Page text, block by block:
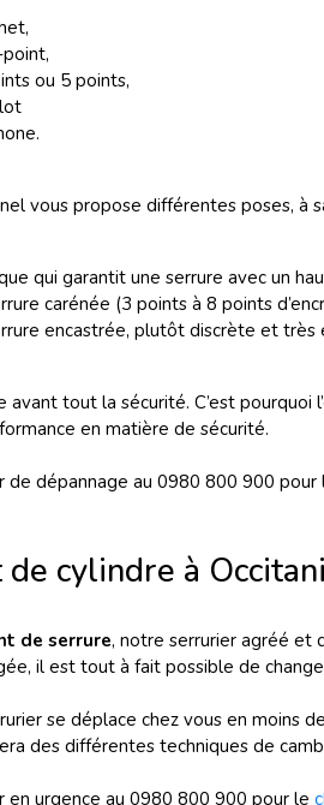
ou 5 points,
vous propose différentes poses, à
qui garantit une serrure avec un
carénée (3 points à 8 points
encastrée, plutôt discrète et très
tout la sécurité. C’est
en matière de sécurité.
dépannage au 0980 800 900 pour
de cylindre à
de serrure, notre serrurier agréé et
il est tout à fait possible de
se déplace chez vous en moins
des différentes techniques de
urgence au 0980 800 900 pour le